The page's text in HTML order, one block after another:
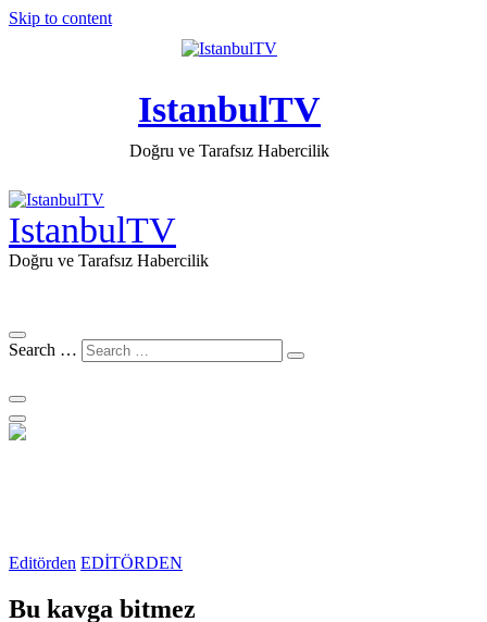
Skip to content
IstanbulTV
Doğru ve Tarafsız Habercilik
IstanbulTV
Doğru ve Tarafsız Habercilik
Search …
Editörden EDİTÖRDEN
Bu kavga bitmez